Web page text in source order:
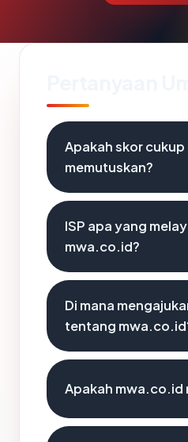
Apakah skor
memutuskan?
ISP apa yang
mwa.co.id?
Di mana
tentang
Apakah mwa.co.id